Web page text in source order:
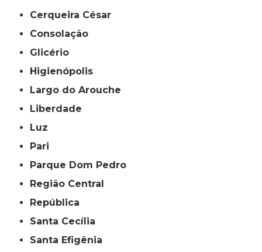
Cerqueira César
Consolação
Glicério
Higienópolis
Largo do Arouche
Liberdade
Luz
Pari
Parque Dom Pedro
Região Central
República
Santa Cecília
Santa Efigênia